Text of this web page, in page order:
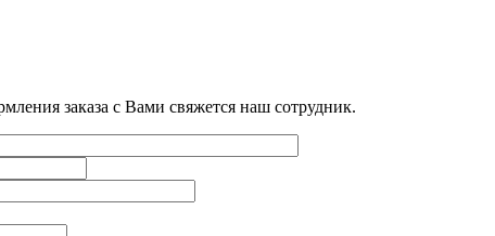
заказа с Вами свяжется наш сотрудник.